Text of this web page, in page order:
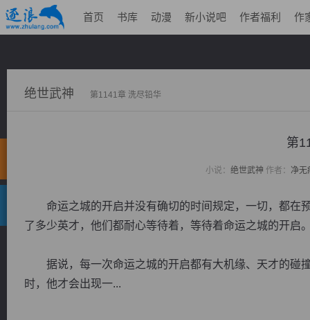
首页 书库 动漫 新小说吧 作者福利 作
绝世武神 第1141章 洗尽铅华
第
小说： 绝世武神 作者： 净无
命运之城的开启并没有确切的时间规定，一切，都在
了多少英才，他们都耐心等待着，等待着命运之城的开启
据说，每一次命运之城的开启都有大机缘、天才的碰
时，他才会出现一...